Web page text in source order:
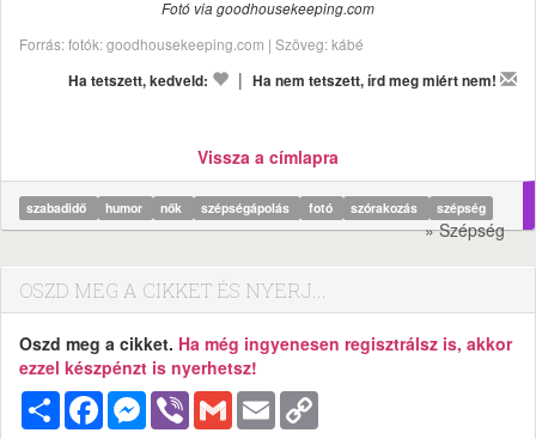
Fotó via goodhousekeeping.com
Forrás: fotók: goodhousekeeping.com | Szöveg: kábé
Ha tetszett, kedveld:
| Ha nem tetszett, írd meg miért nem!
Vissza a címlapra
szabadidő humor nők szépségápolás fotó szórakozás szépség
» Szépség
OSZD MEG A CIKKET ÉS NYERJ...
Oszd meg a cikket. Ha még ingyenesen regisztrálsz is, akkor
ezzel készpénzt is nyerhetsz!
MegosztásFacebookMessenger
Viber Gmail Email